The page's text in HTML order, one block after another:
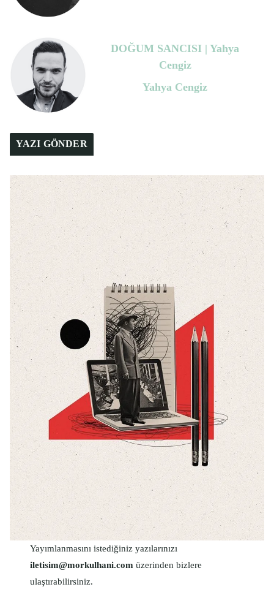
DOĞUM SANCISI | Yahya
Cengiz
Yahya Cengiz
YAZI GÖNDER
Yayımlanmasını istediğiniz yazılarınızı
iletisim@morkulhani.comüzerinden bizlere
ulaştırabilirsiniz.